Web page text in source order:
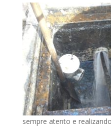
sempre atento e